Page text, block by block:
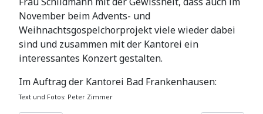
November beim Advents- und
Weihnachtsgospelchorprojekt viele wieder dabei
sind und zusammen mit der Kantorei ein
interessantes Konzert gestalten.
Im Auftrag der Kantorei Bad Frankenhausen:
Text und Fotos: Peter Zimmer